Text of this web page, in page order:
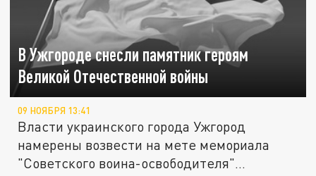
В Ужгороде снесли памятник героям
Великой Отечественной войны
09 НОЯБРЯ 13:41
Власти украинского города Ужгород
намерены возвести на мете мемориала
"Советского воина-освободителя"